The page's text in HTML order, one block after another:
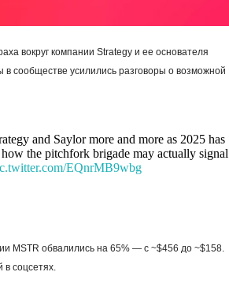
вокруг компании Strategy и ее основателя
сообществе усилились разговоры о возможной
and Saylor more and more as 2025 has
the pitchfork brigade may actually signal
EQnrMB9wbg
MSTR обвалились на 65% — с ~$456 до ~$158.
в соцсетях.